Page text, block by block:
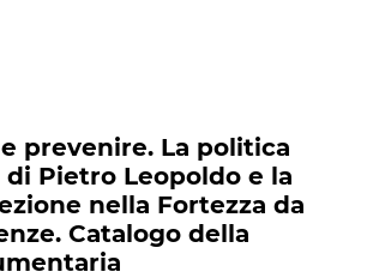
prevenire. La politica
Pietro Leopoldo e la
nella Fortezza da
Catalogo della